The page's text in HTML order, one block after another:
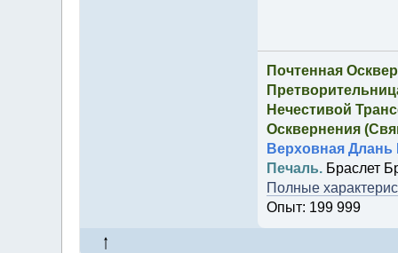
Почтенная
Нечестивой
Осквернения
Верховная Длань
Печаль.Браслет
Полные
Опыт: 199 999